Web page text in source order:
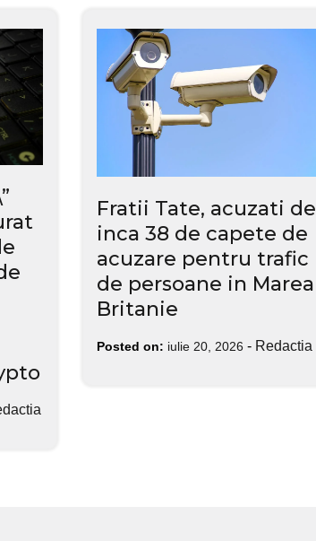
Fratii Tate, acuzati de
inca 38 de capete de
acuzare pentru trafic
de persoane in Marea
Britanie
Posted on: iulie 20, 2026 - Redactia